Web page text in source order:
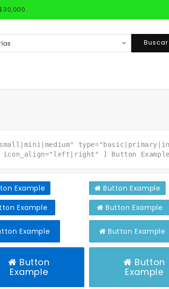
Buscar
icon_align="left|right" ] Button
Example
Example
Example
Button
Example
Button Example
Button Example
Button Example
Button
Example